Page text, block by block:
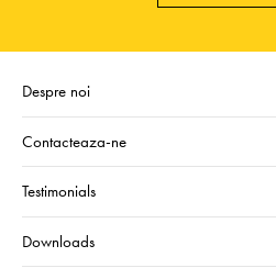
Despre noi
Contacteaza-ne
Testimonials
Downloads